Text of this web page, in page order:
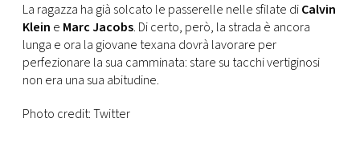
La ragazza ha già solcato le passerelle nelle sfilate diCalvin
Klein e Marc Jacobs. Di certo, però, la strada è ancora
lunga e ora la giovane texana dovrà lavorare per
perfezionare la sua camminata: stare su tacchi vertiginosi
non era una sua abitudine.
Photo credit: Twitter